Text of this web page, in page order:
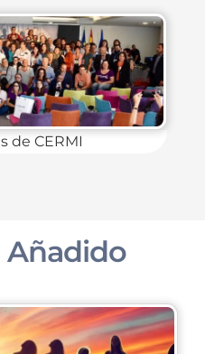
de CERMI
Añadido